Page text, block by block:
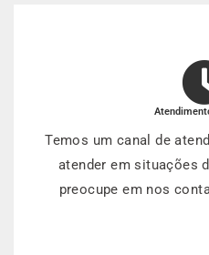
Temos um canal de
atender em situações
preocupe em nos